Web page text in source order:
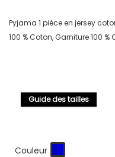
Pyjama 1 pièce en jersey coton
100 % Coton, Garniture 100 %
Guide des tailles
Couleur